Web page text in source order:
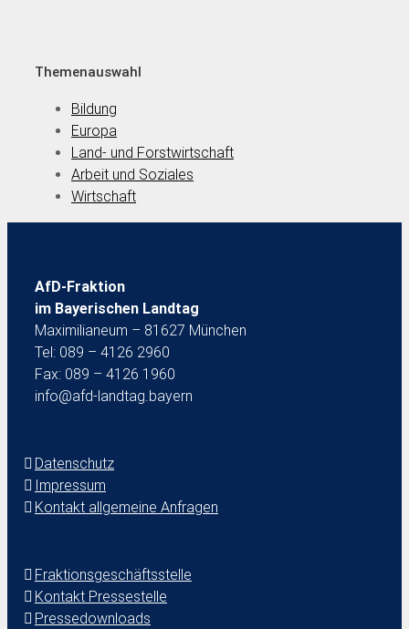
Themenauswahl
Bildung
Europa
Land- und Forstwirtschaft
Arbeit und Soziales
Wirtschaft
AfD-Fraktion
im Bayerischen Landtag
Maximilianeum – 81627 München
Tel: 089 – 4126 2960
Fax: 089 – 4126 1960
info@afd-landtag.bayern
Datenschutz
Impressum
Kontakt allgemeine Anfragen
Fraktionsgeschäftsstelle
Kontakt Pressestelle
Pressedownloads